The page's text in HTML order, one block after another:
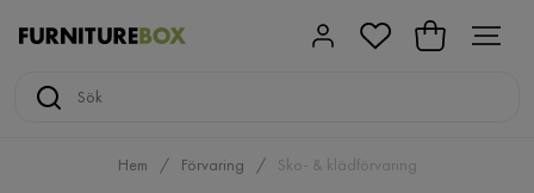
Hem Förvaring Sko- & klädförvaring